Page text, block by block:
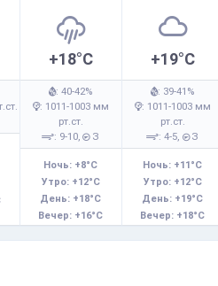
+18°C
: 40-42%
: 1011-1003 мм
рт.ст.
: 9-10, З
Ночь: +8°C
Утро: +12°C
День: +18°C
Вечер: +16°C
+19°C
: 39-41%
: 1011-1003 мм
рт.ст.
: 4-5,
З
Ночь: +11°C
Утро: +12°C
День: +19°C
Вечер: +18°C